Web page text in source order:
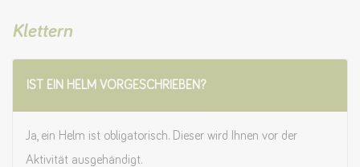
Klettern
IST EIN HELM VORGESCHRIEBEN?
Ja, ein Helm ist obligatorisch. Dieser wird Ihnen vor der
Aktivität ausgehändigt.